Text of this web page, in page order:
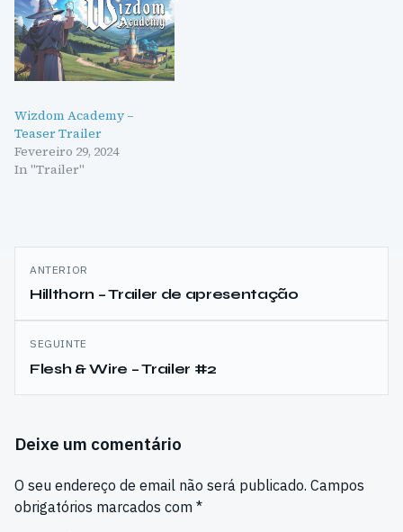
Wizdom Academy –
Teaser Trailer
Fevereiro 29, 2024
In "Trailer"
Navegação
de
artigos
ANTERIOR
Hillthorn – Trailer de apresentação
SEGUINTE
Flesh & Wire – Trailer #2
Deixe um comentário
O seu endereço de email não será publicado. Campos
obrigatórios marcados com *